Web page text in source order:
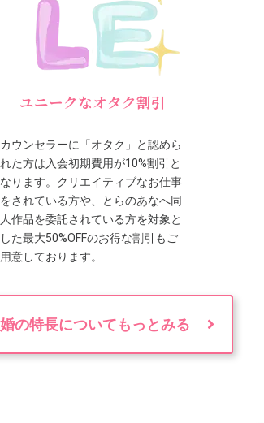
ユニークなオタク割引
カウンセラーに「オタク」と認めら
れた方は入会初期費用が10%割引と
なります。クリエイティブなお仕事
をされている方や、とらのあなへ同
人作品を委託されている方を対象と
した最大50%OFFのお得な割引もご
用意しております。
の特長についてもっとみる